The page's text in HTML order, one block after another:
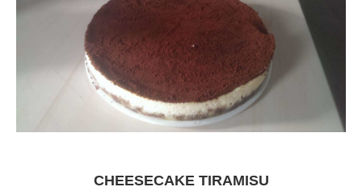
CHEESECAKE TIRAMISU